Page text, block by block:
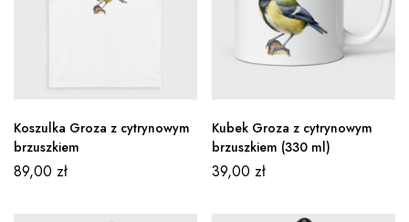
Koszulka Groza z cytrynowym
brzuszkiem
89,00 zł
Kubek Groza z cytrynowym
brzuszkiem (330 ml)
39,00 zł